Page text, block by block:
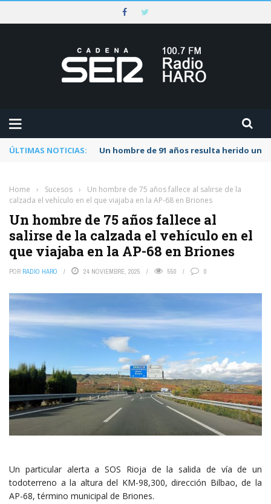
ÚLTIMAS NOTICIAS: Un hombre de 91 años resulta herido
Home › Sucesos ›
Un hombre de 75 años fallece al salirse de la
calzada el vehículo en el que viajaba en la AP-68 en Briones
Un hombre de 75 años fallece al
salirse de la calzada el vehículo en el
que viajaba en la AP-68 en Briones
POR RADIO HARO 24 NOVIEMBRE, 2025 550 0
Un particular alerta a SOS Rioja de la salida de vía de un
todoterreno a la altura del KM-98,300, dirección Bilbao, de la
AP-68, término municipal de Briones.